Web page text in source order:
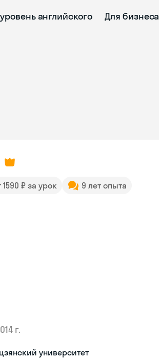
английского Для бизнеса
1590 ₽ за урок 9 лет опыта
г.
университет